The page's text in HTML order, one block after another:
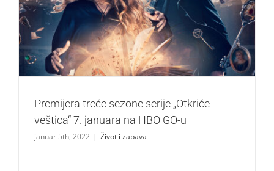
Premijera treće sezone serije „Otkriće veštica“ 7. januara
na HBO GO-u
Život i zabava
Premijera treće sezone serije „Otkriće
veštica“ 7. januara na HBO GO-u
januar 5th, 2022 | Život i zabava